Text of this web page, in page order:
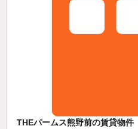
THEパームス熊野前の賃貸物件